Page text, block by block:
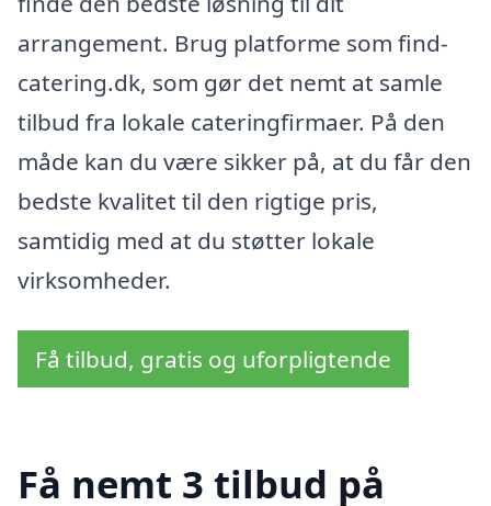
arrangement. Brug platforme som find-
catering.dk, som gør det nemt at samle
tilbud fra lokale cateringfirmaer. På den
måde kan du være sikker på, at du får den
bedste kvalitet til den rigtige pris,
samtidig med at du støtter lokale
virksomheder.
Få tilbud, gratis og uforpligtende
Få nemt 3 tilbud på